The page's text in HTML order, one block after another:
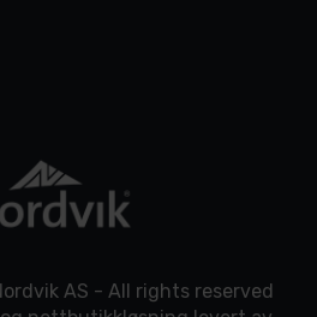
AS - All rights reserved